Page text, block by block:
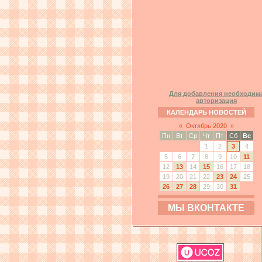
Для добавления
авторизация
КАЛЕНДАРЬ НОВОСТЕЙ
« Октябрь 2020 »
Пн
Вт Ср Чт Пт Сб
Вс
1
2 3
4
5
6 7 8 9 10
11
12
13 14 15 16 17
18
19
20 21 22 23 24
25
26
27 28 29 30 31
МЫ ВКОНТАКТЕ